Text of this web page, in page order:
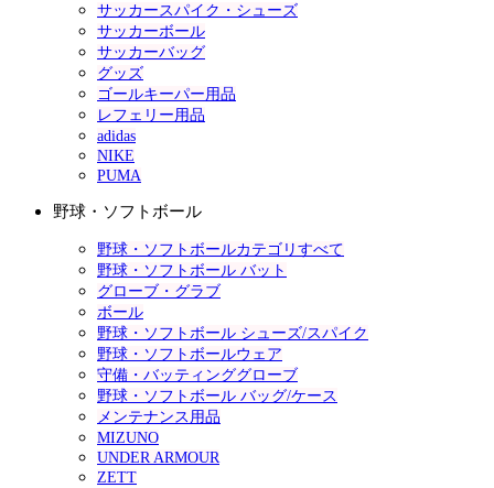
サッカースパイク・シューズ
サッカーボール
サッカーバッグ
グッズ
ゴールキーパー用品
レフェリー用品
adidas
NIKE
PUMA
野球・ソフトボール
野球・ソフトボールカテゴリすべて
野球・ソフトボール バット
グローブ・グラブ
ボール
野球・ソフトボール シューズ/スパイク
野球・ソフトボールウェア
守備・バッティンググローブ
野球・ソフトボール バッグ/ケース
メンテナンス用品
MIZUNO
UNDER ARMOUR
ZETT